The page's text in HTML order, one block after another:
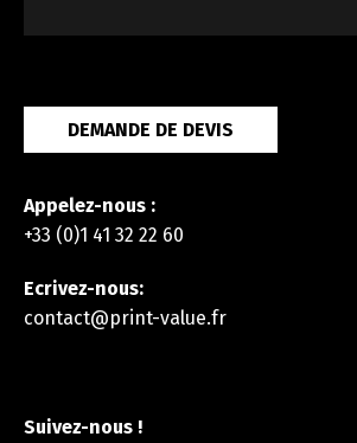
DEMANDE DE DEVIS
Appelez-nous :
+33 (0)1 41 32 22 60
Ecrivez-nous:
contact@print-value.fr
Suivez-nous !